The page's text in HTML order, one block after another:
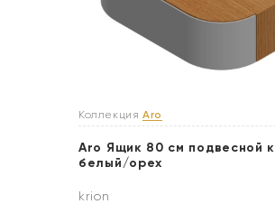
Коллекция Aro
Aro Ящик 80 см подвесной
белый/орех
krion